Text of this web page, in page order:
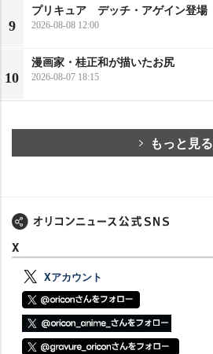
9
プリキュア デッチ・アゲイン登場
2026-08-08 12:00
10
漫画家・桂正和が描いたお尻
2026-08-07 18:15
もっと見る
X
Xアカウント